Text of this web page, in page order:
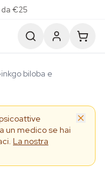
€25
biloba e
un medico se hai
La nostra